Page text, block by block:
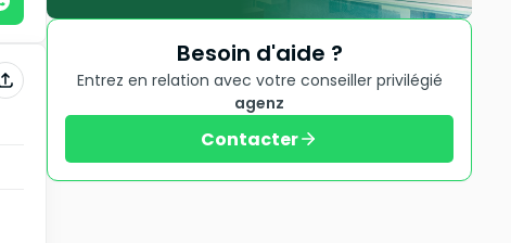
Besoin d'aide ?
Entrez en relation avec votre conseiller privilégié
agenz
Contacter